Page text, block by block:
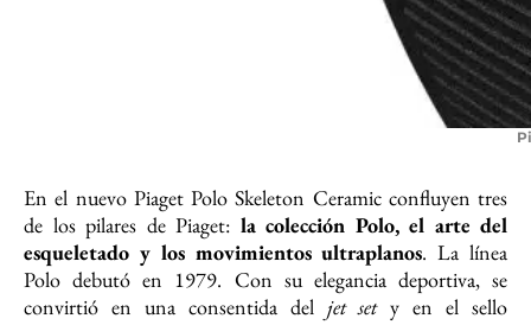
En el nuevo Piaget Polo Skeleton Ceramic confluyen tres
de los pilares de Piaget: la colección Polo, el arte del
esqueletado y los movimientos ultraplanos. La línea
Polo debutó en 1979. Con su elegancia deportiva, se
convirtió en una consentida del jet sety en el sello